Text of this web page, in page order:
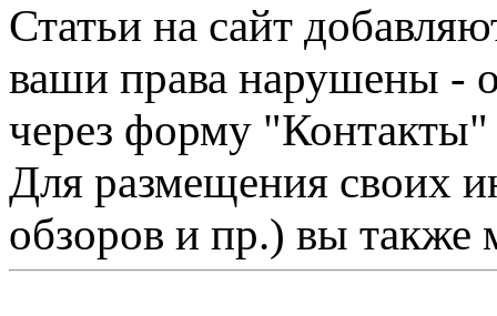
Статьи на сайт
ваши права нарушены -
через форму "Контакты"
Для размещения своих
обзоров и пр.) вы также